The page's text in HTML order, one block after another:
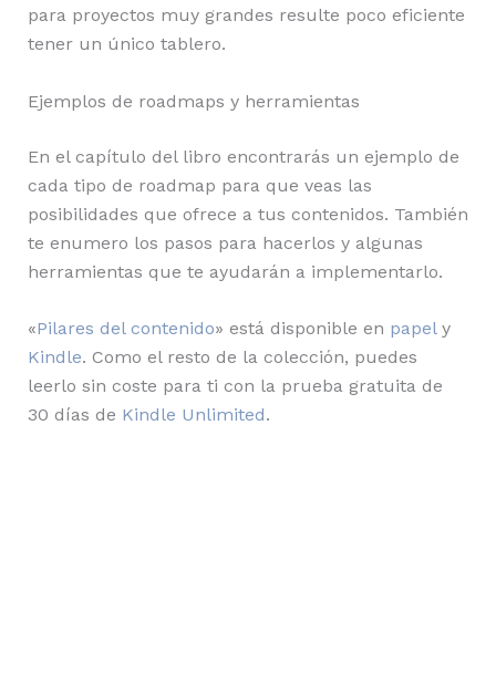
para proyectos muy grandes resulte poco eficiente
tener un único tablero.
Ejemplos de roadmaps y herramientas
En el capítulo del libro encontrarás un ejemplo de
cada tipo de roadmap para que veas las
posibilidades que ofrece a tus contenidos. También
te enumero los pasos para hacerlos y algunas
herramientas que te ayudarán a implementarlo.
«Pilares del contenido» está disponible en papely
Kindle. Como el resto de la colección, puedes
leerlo sin coste para ti con la prueba gratuita de
30 días de Kindle Unlimited.